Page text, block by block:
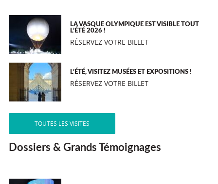
LA VASQUE OLYMPIQUE EST VISIBLE TOUT
L’ÉTÉ 2026 !
RÉSERVEZ VOTRE BILLET
L’ÉTÉ, VISITEZ MUSÉES ET EXPOSITIONS !
RÉSERVEZ VOTRE BILLET
TOUTES LES VISITES
Dossiers & Grands Témoignages